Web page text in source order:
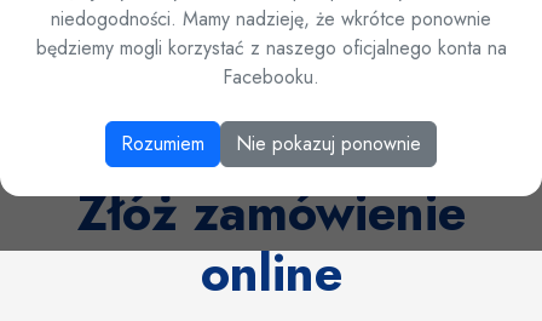
niedogodności. Mamy nadzieję, że wkrótce ponownie
będziemy mogli korzystać z naszego oficjalnego konta na
Facebooku.
Rozumiem Nie pokazuj ponownie
Złóż zamówienie
online